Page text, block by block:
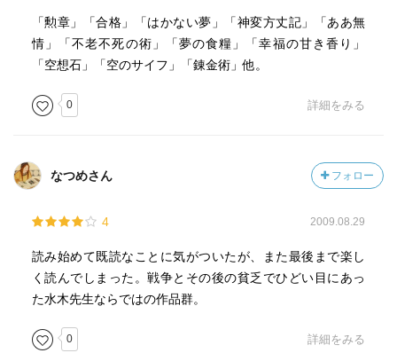
「勲章」「合格」「はかない夢」「神変方丈記」「ああ無
情」「不老不死の術」「夢の食糧」「幸福の甘き香り」
「空想石」「空のサイフ」「錬金術」他。
0 詳細をみる
なつめさん フォロー
4 2009.08.29
読み始めて既読なことに気がついたが、また最後まで楽し
く読んでしまった。戦争とその後の貧乏でひどい目にあっ
た水木先生ならではの作品群。
0 詳細をみる